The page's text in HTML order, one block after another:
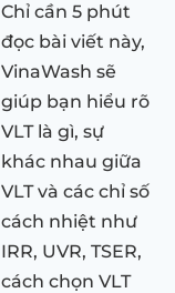
Chỉ cần 5 phút
đọc bài viết này,
VinaWash sẽ
giúp bạn hiểu rõ
VLT là gì, sự
khác nhau giữa
VLT và các chỉ số
cách nhiệt như
IRR, UVR, TSER,
cách chọn VLT